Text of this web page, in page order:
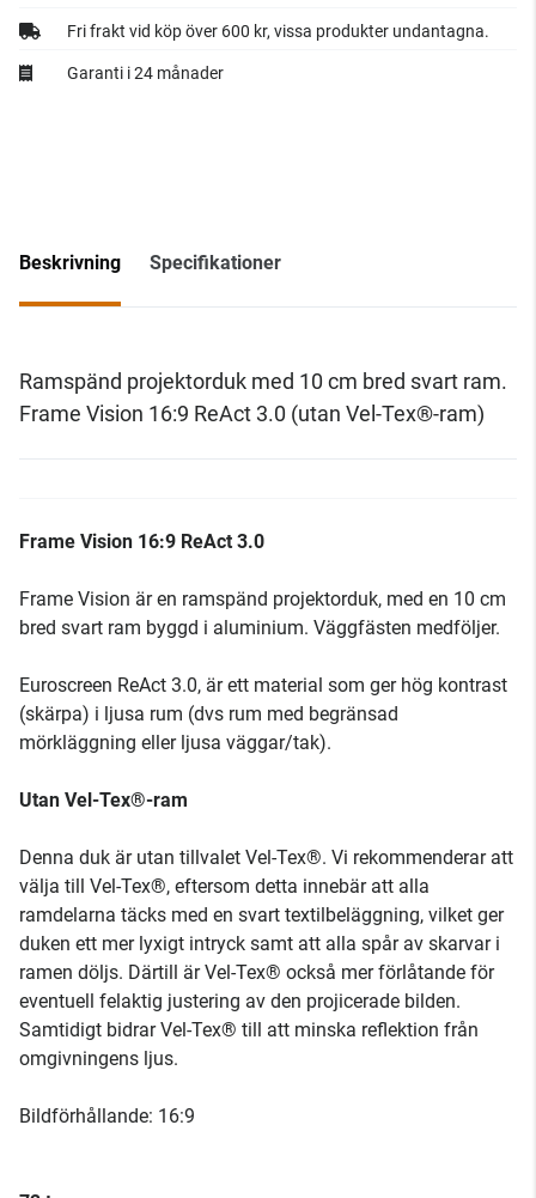
Fri frakt vid köp över 600 kr, vissa produkter undantagna.
Garanti i 24 månader
Beskrivning Specifikationer
Ramspänd projektorduk med 10 cm bred svart ram.
Frame Vision 16:9 ReAct 3.0 (utan Vel-Tex®-ram)
Frame Vision 16:9 ReAct 3.0
Frame Vision är en ramspänd projektorduk, med en 10 cm
bred svart ram byggd i aluminium. Väggfästen medföljer.
Euroscreen ReAct 3.0, är ett material som ger hög kontrast
(skärpa) i ljusa rum (dvs rum med begränsad
mörkläggning eller ljusa väggar/tak).
Utan Vel-Tex®-ram
Denna duk är utan tillvalet Vel-Tex®. Vi rekommenderar att
välja till Vel-Tex®, eftersom detta innebär att alla
ramdelarna täcks med en svart textilbeläggning, vilket ger
duken ett mer lyxigt intryck samt att alla spår av skarvar i
ramen döljs. Därtill är Vel-Tex® också mer förlåtande för
eventuell felaktig justering av den projicerade bilden.
Samtidigt bidrar Vel-Tex® till att minska reflektion från
omgivningens ljus.
Bildförhållande: 16:9